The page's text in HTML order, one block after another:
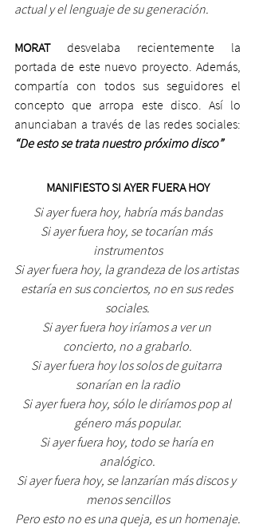
actual y el lenguaje de su generación.
MORAT desvelaba recientemente la
portada de este nuevo proyecto. Además,
compartía con todos sus seguidores el
concepto que arropa este disco. Así lo
“De esto se trata nuestro próximo disco”
MANIFIESTO SI AYER FUERA HOY
Si ayer fuera hoy, habría más bandas
Si ayer fuera hoy, se tocarían más
instrumentos
Si ayer fuera hoy, la grandeza de los artistas
estaría en sus conciertos, no en sus redes
sociales.
Si ayer fuera hoy iríamos a ver un
concierto, no a grabarlo.
Si ayer fuera hoy los solos de guitarra
sonarían en la radio
Si ayer fuera hoy, sólo le diríamos pop al
género más popular.
Si ayer fuera hoy, todo se haría en
analógico.
Si ayer fuera hoy, se lanzarían más discos y
menos sencillos
Pero esto no es una queja, es un homenaje.